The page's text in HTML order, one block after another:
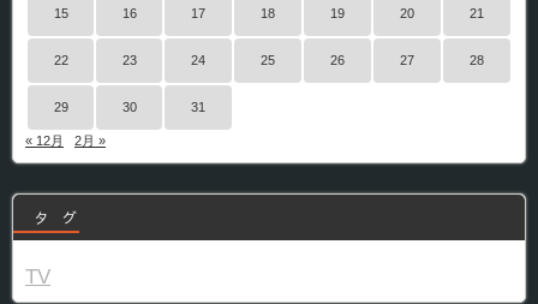
15 16 17 18 19 20 21
22 23 24 25 26 27 28
29 30 31
« 12月 2月 »
タ グ
TV